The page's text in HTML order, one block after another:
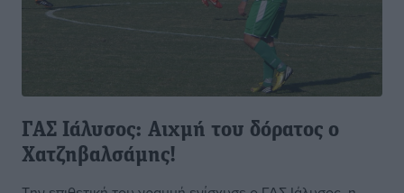
ΓΑΣ Ιάλυσος: Αιχμή του δόρατος ο
Χατζηβαλσάμης!